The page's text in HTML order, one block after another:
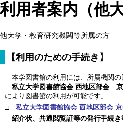
利用者案内（他
他大学・教育研究機関等所属の方
【利用のための手続き】
本学図書館の利用には、所属機関
私立大学図書館協会 西地区部会
により図書館の利用が可能です。
□ 私立大学図書館協会 西地区部会
紹介状、共通閲覧証等の発行手続き